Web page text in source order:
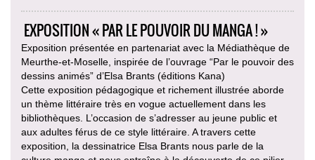
EXPOSITION « PAR LE POUVOIR DU MANGA ! »
Exposition présentée en partenariat avec la Médiathèque de
Meurthe-et-Moselle, inspirée de l’ouvrage “Par le pouvoir des
dessins animés” d’Elsa Brants (éditions Kana)
Cette exposition pédagogique et richement illustrée aborde
un thème littéraire très en vogue actuellement dans les
bibliothèques. L’occasion de s’adresser au jeune public et
aux adultes férus de ce style littéraire. A travers cette
exposition, la dessinatrice Elsa Brants nous parle de la